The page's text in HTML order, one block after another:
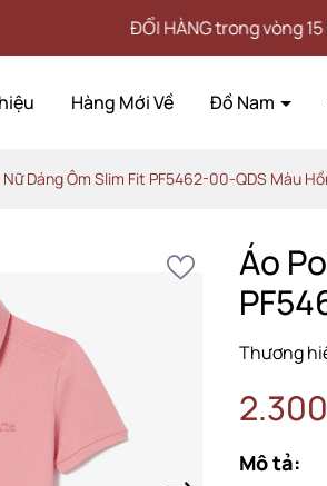
ĐỔI HÀNG trong vòng 15 NGÀY
Hàng Mới Về Đồ Nam
Dáng Ôm Slim Fit PF5462-00-QDS Màu
Áo
Thương
Mô tả: